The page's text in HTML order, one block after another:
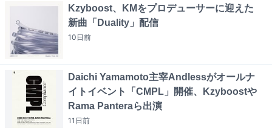
Kzyboost、KMをプロデューサーに迎えた
新曲「Duality」配信
10日前
Daichi Yamamoto主宰Andlessがオールナ
イトイベント「CMPL」開催、Kzyboostや
Rama Panteraら出演
11日前